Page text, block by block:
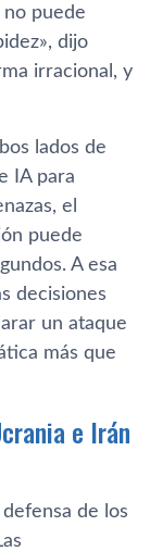
puede
dijo
irracional, y
lados de
IA para
el
puede
A esa
decisiones
un ataque
más que
e Irán
de los